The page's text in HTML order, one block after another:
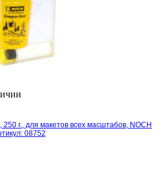
г., для макетов всех масштабов, NOCH
08752